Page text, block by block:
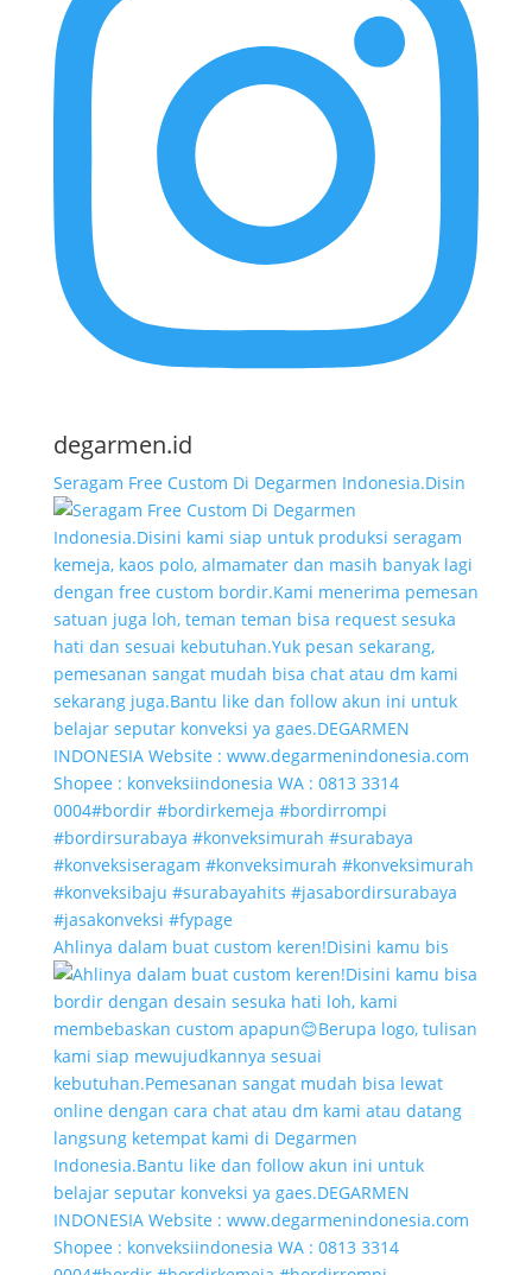
degarmen.id
Seragam Free Custom Di Degarmen Indonesia.Disin
Ahlinya dalam buat custom keren!Disini kamu bis